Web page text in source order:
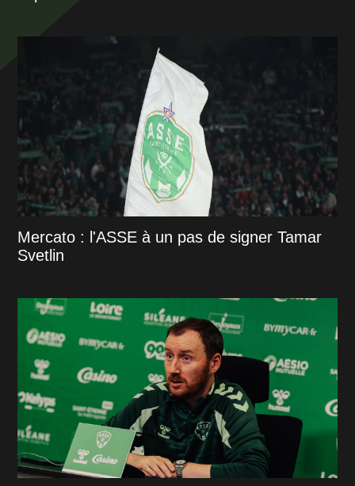
Mercato : l'ASSE à un pas de signer Tamar
Svetlin